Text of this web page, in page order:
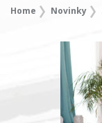
Home Novinky